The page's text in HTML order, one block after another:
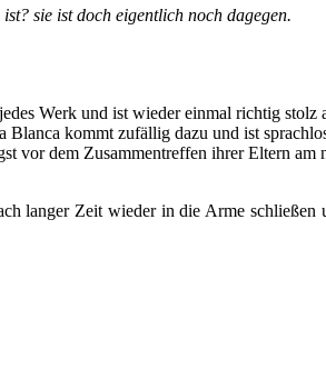
sie ist doch eigentlich noch dagegen.
Werk und ist wieder einmal richtig
Blanca kommt zufällig dazu und ist
vor dem Zusammentreffen ihrer Eltern am
langer Zeit wieder in die Arme